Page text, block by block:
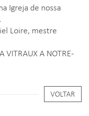
Igreja de nossa
Loire, mestre
VITRAUX A NOTRE-
VOLTAR